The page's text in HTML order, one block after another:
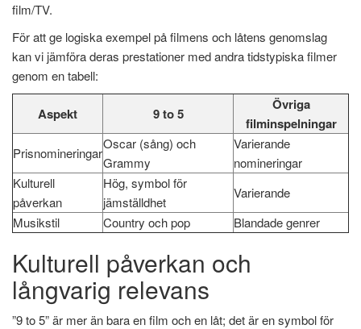
film/TV.
För att ge logiska exempel på filmens och låtens genomslag
kan vi jämföra deras prestationer med andra tidstypiska filmer
genom en tabell:
Aspekt 9 to 5
Övriga
filminspelningar
Prisnomineringar
Oscar (sång) och
Grammy
Varierande
nomineringar
Kulturell
påverkan
Hög, symbol för
jämställdhet
Varierande
Musikstil
Country och pop Blandade genrer
Kulturell påverkan och
långvarig relevans
”9 to 5” är mer än bara en film och en låt; det är en symbol för